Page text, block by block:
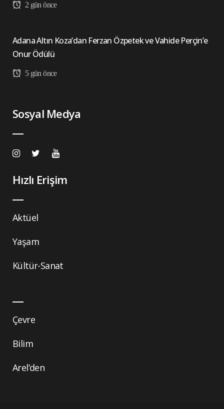
2 gün önce
Adana Altın Koza’dan Ferzan Özpetek ve Vahide Perçin’e
Onur Ödülü
5 gün önce
Sosyal Medya
Hızlı Erişim
Aktüel
Yaşam
Kültür-Sanat
Çevre
Bilim
Arel’den